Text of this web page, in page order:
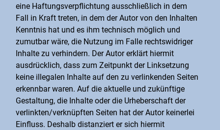
eine Haftungsverpflichtung ausschließlich in dem
Fall in Kraft treten, in dem der Autor von den Inhalten
Kenntnis hat und es ihm technisch möglich und
zumutbar wäre, die Nutzung im Falle rechtswidriger
Inhalte zu verhindern. Der Autor erklärt hiermit
ausdrücklich, dass zum Zeitpunkt der Linksetzung
keine illegalen Inhalte auf den zu verlinkenden Seiten
erkennbar waren. Auf die aktuelle und zukünftige
Gestaltung, die Inhalte oder die Urheberschaft der
verlinkten/verknüpften Seiten hat der Autor keinerlei
Einfluss. Deshalb distanziert er sich hiermit